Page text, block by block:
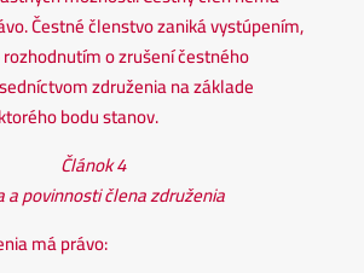
Čestné členstvo zaniká vystúpením,
o zrušení čestného
združenia na základe
bodu stanov.
Článok 4
a povinnosti člena združenia
má právo: